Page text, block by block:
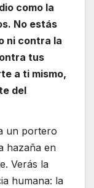
como la
No estás
ni contra la
tus
a ti mismo,
del
un portero
hazaña en
Verás la
humana: la